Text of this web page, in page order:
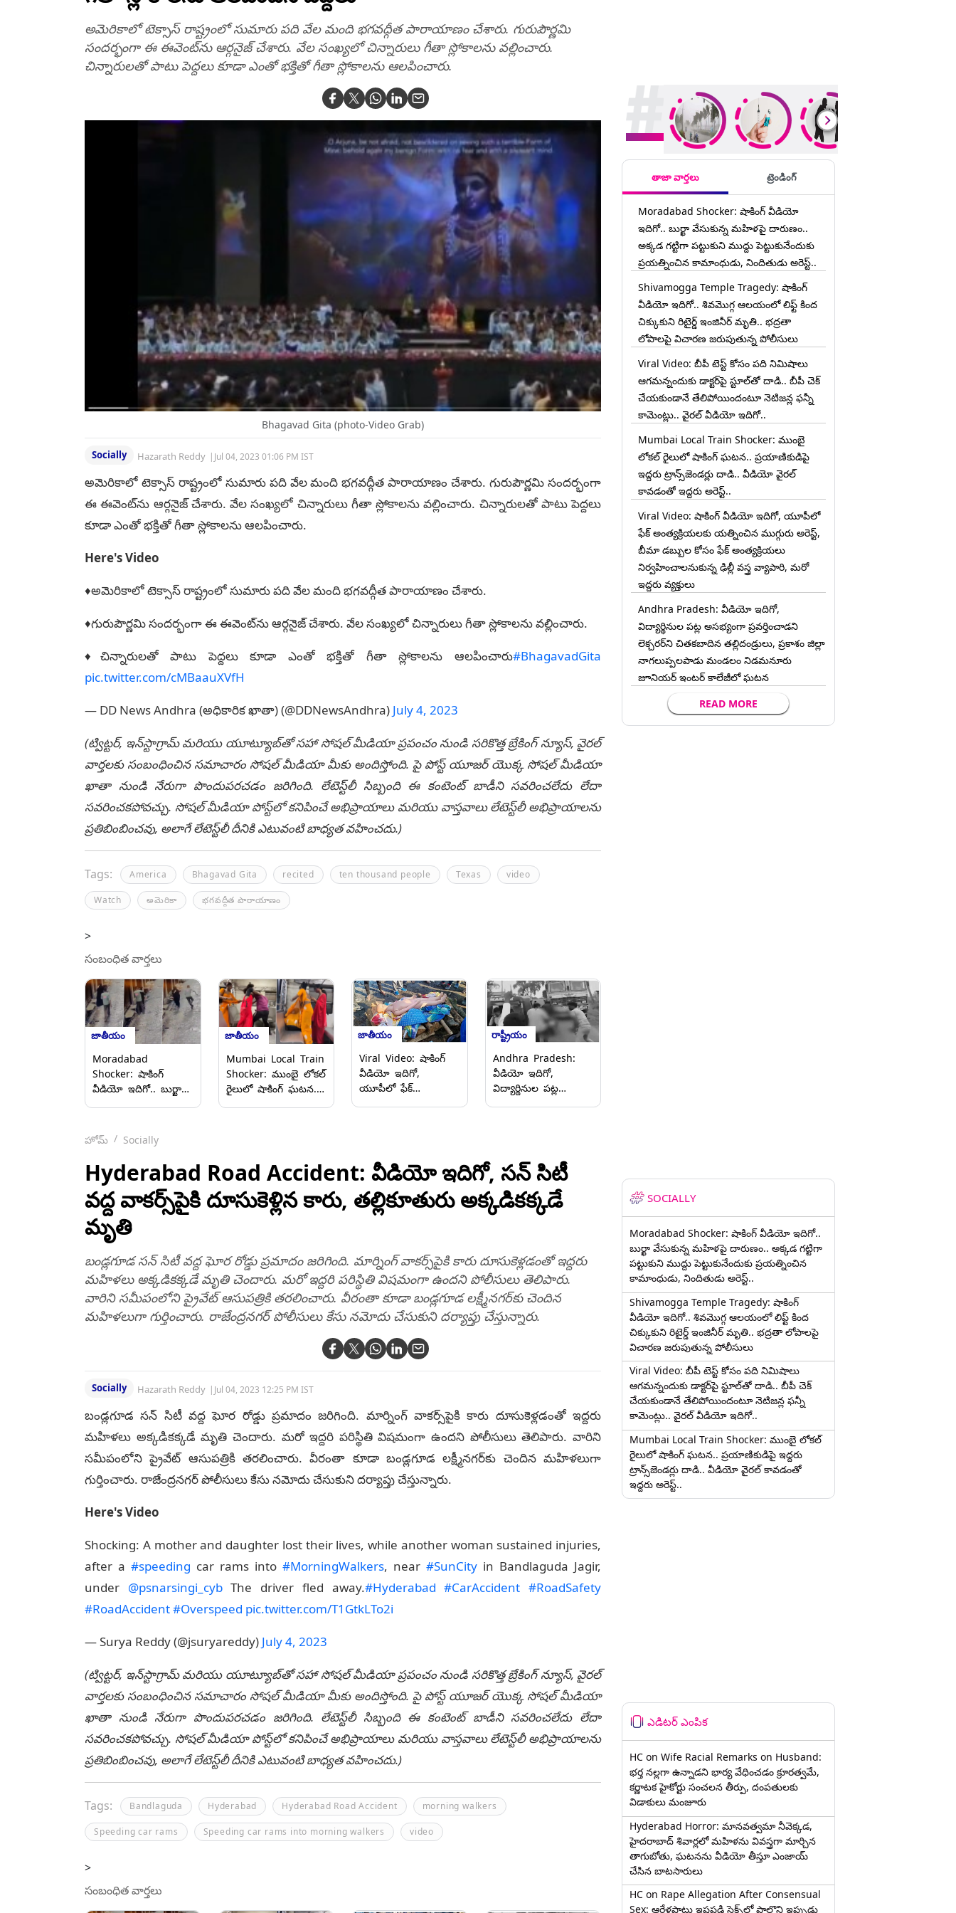
అమెరికాలో టెక్సాస్ రాష్ట్రంలో సుమారు ప‌ది వేల మంది భ‌గ‌వ‌ద్గీత పారాయాణం చేశారు. గురుపౌర్ణ‌మి
సంద‌ర్భంగా ఈ ఈవెంట్‌ను ఆర్గ‌నైజ్ చేశారు. వేల సంఖ్య‌లో చిన్నారులు గీతా స్లోకాల‌ను వ‌ల్లించారు.
చిన్నారుల‌తో పాటు పెద్ద‌లు కూడా ఎంతో భ‌క్తితో గీతా స్లోకాల‌ను ఆల‌పించారు.
Bhagavad Gita (photo-Video Grab)
Socially Hazarath Reddy | Jul 04, 2023 01:06 PM IST
అమెరికాలో టెక్సాస్ రాష్ట్రంలో సుమారు ప‌ది వేల మంది భ‌గ‌వ‌ద్గీత పారాయాణం చేశారు. గురుపౌర్ణ‌మి సంద‌ర్భంగా
ఈ ఈవెంట్‌ను ఆర్గ‌నైజ్ చేశారు. వేల సంఖ్య‌లో చిన్నారులు గీతా స్లోకాల‌ను వ‌ల్లించారు. చిన్నారుల‌తో పాటు పెద్ద‌లు
కూడా ఎంతో భ‌క్తితో గీతా స్లోకాల‌ను ఆల‌పించారు.
Here's Video
♦అమెరికాలో టెక్సాస్ రాష్ట్రంలో సుమారు ప‌ది వేల మంది భ‌గ‌వ‌ద్గీత పారాయాణం చేశారు.
♦గురుపౌర్ణ‌మి సంద‌ర్భంగా ఈ ఈవెంట్‌ను ఆర్గ‌నైజ్ చేశారు. వేల సంఖ్య‌లో చిన్నారులు గీతా స్లోకాల‌ను వ‌ల్లించారు.
♦చిన్నారుల‌తో పాటు పెద్ద‌లు కూడా ఎంతో భ‌క్తితో గీతా స్లోకాల‌ను ఆల‌పించారు#BhagavadGita
pic.twitter.com/cMBaauXVfH
— DD News Andhra (అధికారిక ఖాతా) (@DDNewsAndhra) July 4, 2023
(ట్విట్టర్, ఇన్‌స్టాగ్రామ్ మరియు యూట్యూబ్‌తో సహా సోషల్ మీడియా ప్రపంచం నుండి సరికొత్త బ్రేకింగ్ న్యూస్, వైరల్
వార్తలకు సంబంధించిన సమాచారం సోషల్ మీడియా మీకు అందిస్తోంది. పై పోస్ట్ యూజర్ యొక్క సోషల్ మీడియా
ఖాతా నుండి నేరుగా పొందుపరచడం జరిగింది. లేటెస్ట్‌లీ సిబ్బంది ఈ కంటెంట్ బాడీని సవరించలేదు లేదా
సవరించకపోవచ్చు. సోషల్ మీడియా పోస్ట్‌లో కనిపించే అభిప్రాయాలు మరియు వాస్తవాలు లేటెస్ట్‌లీ అభిప్రాయాలను
ప్రతిబింబించవు, అలాగే లేటెస్ట్‌లీ దీనికి ఎటువంటి బాధ్యత వహించదు.)
Tags: America Bhagavad Gita recited ten thousand people Texas video
Watch అమెరికా భ‌గ‌వ‌ద్గీత పారాయాణం
>
సంబంధిత వార్తలు
జాతీయం
Moradabad
Shocker: షాకింగ్
వీడియో ఇదిగో.. బుర్ఖా
పట్టుకుని ముద్దు
పెట్టుకునేందుకు
ప్రయత్నించిన
కామాంధుడు, నిందితుడు
అరెస్ట్..
జాతీయం
Mumbai Local Train
Shocker: ముంబై లోకల్
రైలులో షాకింగ్ ఘటన..
జాతీయం
Viral Video: షాకింగ్
వీడియో ఇదిగో,
యూపీలో ఫేక్
నిర్వహించాలనుకున్న ఢిల్లీ
వస్త్ర వ్యాపారి, మరో
ఇద్దరు వ్యక్తులు
రాష్ట్రీయం
Andhra Pradesh:
వీడియో ఇదిగో,
విద్యార్థినుల పట్ల
మండలం నిడమనూరు
జూనియర్ ఇంటర్
కాలేజీలో ఘటన
హోమ్ Socially
Hyderabad Road Accident: వీడియో ఇదిగో, సన్ సిటీ
వద్ద వాకర్స్‌పైకి దూసుకెళ్లిన కారు, తల్లికూతురు అక్కడికక్కడే
మృతి
బండ్లగూడ సన్ సిటీ వద్ద ఘోర రోడ్డు ప్రమాదం జరిగింది. మార్నింగ్‌ వాకర్స్‌పైకి కారు దూసుకెళ్లడంతో ఇద్దరు
మహిళలు అక్కడికక్కడే మృతి చెందారు. మరో ఇద్దరి పరిస్థితి విషమంగా ఉందని పోలీసులు తెలిపారు.
వారిని సమీపంలోని ప్రైవేట్‌ ఆసుపత్రికి తరలించారు. వీరంతా కూడా బండ్లగూడ లక్ష్మీనగర్‌కు చెందిన
మహిళలుగా గుర్తించారు. రాజేంద్రనగర్ పోలీసులు కేసు నమోదు చేసుకుని దర్యాప్తు చేస్తున్నారు.
Socially Hazarath Reddy | Jul 04, 2023 12:25 PM IST
బండ్లగూడ సన్ సిటీ వద్ద ఘోర రోడ్డు ప్రమాదం జరిగింది. మార్నింగ్‌ వాకర్స్‌పైకి కారు దూసుకెళ్లడంతో ఇద్దరు
మహిళలు అక్కడికక్కడే మృతి చెందారు. మరో ఇద్దరి పరిస్థితి విషమంగా ఉందని పోలీసులు తెలిపారు. వారిని
సమీపంలోని ప్రైవేట్‌ ఆసుపత్రికి తరలించారు. వీరంతా కూడా బండ్లగూడ లక్ష్మీనగర్‌కు చెందిన మహిళలుగా
గుర్తించారు. రాజేంద్రనగర్ పోలీసులు కేసు నమోదు చేసుకుని దర్యాప్తు చేస్తున్నారు.
Here's Video
Shocking: A mother and daughter lost their lives, while another woman sustained injuries,
after a #speeding car rams into #MorningWalkers, near #SunCity in Bandlaguda Jagir,
under @psnarsingi_cybThe driver fled away.#Hyderabad #CarAccident #RoadSafety
#RoadAccident#Overspeed pic.twitter.com/T1GtkLTo2i
— Surya Reddy (@jsuryareddy) July 4, 2023
(ట్విట్టర్, ఇన్‌స్టాగ్రామ్ మరియు యూట్యూబ్‌తో సహా సోషల్ మీడియా ప్రపంచం నుండి సరికొత్త బ్రేకింగ్ న్యూస్, వైరల్
వార్తలకు సంబంధించిన సమాచారం సోషల్ మీడియా మీకు అందిస్తోంది. పై పోస్ట్ యూజర్ యొక్క సోషల్ మీడియా
ఖాతా నుండి నేరుగా పొందుపరచడం జరిగింది. లేటెస్ట్‌లీ సిబ్బంది ఈ కంటెంట్ బాడీని సవరించలేదు లేదా
సవరించకపోవచ్చు. సోషల్ మీడియా పోస్ట్‌లో కనిపించే అభిప్రాయాలు మరియు వాస్తవాలు లేటెస్ట్‌లీ అభిప్రాయాలను
ప్రతిబింబించవు, అలాగే లేటెస్ట్‌లీ దీనికి ఎటువంటి బాధ్యత వహించదు.)
Tags: Bandlaguda Hyderabad Hyderabad Road Accident morning walkers
Speeding car rams Speeding car rams into morning walkers video
>
సంబంధిత వార్తలు
తాజా వార్తలు ట్రెండింగ్
Moradabad Shocker: షాకింగ్ వీడియో
ఇదిగో.. బుర్ఖా వేసుకున్న మహిళపై దారుణం..
అక్కడ గట్టిగా పట్టుకుని ముద్దు పెట్టుకునేందుకు
ప్రయత్నించిన కామాంధుడు, నిందితుడు అరెస్ట్..
Shivamogga Temple Tragedy: షాకింగ్
వీడియో ఇదిగో.. శివమొగ్గ ఆలయంలో లిఫ్ట్ కింద
చిక్కుకుని రిటైర్డ్ ఇంజినీర్ మృతి.. భద్రతా
లోపాలపై విచారణ జరుపుతున్న పోలీసులు
Viral Video: బీపీ టెస్ట్‌ కోసం పది నిమిషాలు
ఆగమన్నందుకు డాక్టర్‌పై స్టూల్‌తో దాడి.. బీపీ చెక్
చేయకుండానే తేలిపోయిందంటూ నెటిజన్ల ఫన్నీ
కామెంట్లు.. వైరల్ వీడియో ఇదిగో..
Mumbai Local Train Shocker: ముంబై
లోకల్ రైలులో షాకింగ్ ఘటన.. ప్రయాణికుడిపై
ఇద్దరు ట్రాన్స్‌జెండర్లు దాడి.. వీడియో వైరల్
కావడంతో ఇద్దరు అరెస్ట్..
Viral Video: షాకింగ్ వీడియో ఇదిగో, యూపీలో
ఫేక్ అంత్యక్రియలకు యత్నించిన ముగ్గురు అరెస్ట్,
బీమా డబ్బుల కోసం ఫేక్ అంత్యక్రియలు
నిర్వహించాలనుకున్న ఢిల్లీ వస్త్ర వ్యాపారి, మరో
ఇద్దరు వ్యక్తులు
Andhra Pradesh: వీడియో ఇదిగో,
విద్యార్థినుల పట్ల అసభ్యంగా ప్రవర్తించాడని
లెక్చ‌ర‌ర్‌ని చిత‌క‌బాదిన త‌ల్లిదండ్రులు, ప్రకాశం జిల్లా
నాగలుప్పలపాడు మండలం నిడమనూరు
జూనియర్ ఇంటర్ కాలేజీలో ఘటన
READ MORE
SOCIALLY
Moradabad Shocker: షాకింగ్ వీడియో ఇదిగో..
బుర్ఖా వేసుకున్న మహిళపై దారుణం.. అక్కడ గట్టిగా
పట్టుకుని ముద్దు పెట్టుకునేందుకు ప్రయత్నించిన
కామాంధుడు, నిందితుడు అరెస్ట్..
Shivamogga Temple Tragedy: షాకింగ్
వీడియో ఇదిగో.. శివమొగ్గ ఆలయంలో లిఫ్ట్ కింద
చిక్కుకుని రిటైర్డ్ ఇంజినీర్ మృతి.. భద్రతా లోపాలపై
విచారణ జరుపుతున్న పోలీసులు
Viral Video: బీపీ టెస్ట్‌ కోసం పది నిమిషాలు
ఆగమన్నందుకు డాక్టర్‌పై స్టూల్‌తో దాడి.. బీపీ చెక్
చేయకుండానే తేలిపోయిందంటూ నెటిజన్ల ఫన్నీ
కామెంట్లు.. వైరల్ వీడియో ఇదిగో..
Mumbai Local Train Shocker: ముంబై లోకల్
రైలులో షాకింగ్ ఘటన.. ప్రయాణికుడిపై ఇద్దరు
ట్రాన్స్‌జెండర్లు దాడి.. వీడియో వైరల్ కావడంతో
ఇద్దరు అరెస్ట్..
ఎడిటర్ ఎంపిక
HC on Wife Racial Remarks on Husband:
భర్త న‌ల్ల‌గా ఉన్నాడ‌ని భార్య వేధించ‌డం క్రూర‌త్వ‌మే,
కర్ణాటక హైకోర్టు సంచలన తీర్పు, దంపతులకు
విడాకులు మంజూరు
Hyderabad Horror: మానవత్వమా నీవెక్కడ,
హైదరాబాద్ శివార్లలో మహిళను వివస్త్రగా మార్చిన
తాగుబోతు, ఘటనను వీడియో తీస్తూ ఎంజాయ్
చేసిన బాటసారులు
HC on Rape Allegation After Consensual
Sex: ఆరేళ్లపాటు ఇష్టపడి సెక్స్‌లో పాల్గొని ఇప్పుడు